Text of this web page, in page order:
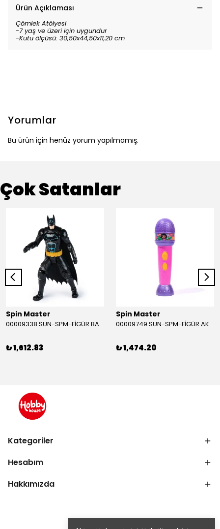
Ürün Açıklaması
Çömlek Atölyesi
-7 yaş ve üzeri için uygundur
-Kutu ölçüsü: 30,50x44,50x11,20 cm
Yorumlar
Bu ürün için henüz yorum yapılmamış.
Çok Satanlar
Spin Master
00009338 SUN-SPM-FİGÜR BATMAN NİNJA STRIKE 30 CM. EXC.
₺ 1,612.83
Spin Master
00009749 SUN-SPM-FİGÜR AKS. DORA MİKROFON YAĞMUR ORMANI RİTMİ (DORA) SESLİ
₺ 1,474.20
Kategoriler
Hesabım
Hakkımızda